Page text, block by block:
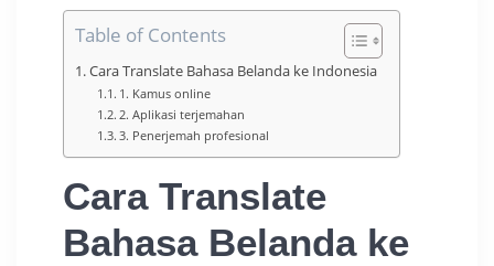
Table of Contents
Cara Translate Bahasa Belanda ke Indonesia
1. Kamus online
2. Aplikasi terjemahan
3. Penerjemah profesional
Cara Translate
Bahasa Belanda ke